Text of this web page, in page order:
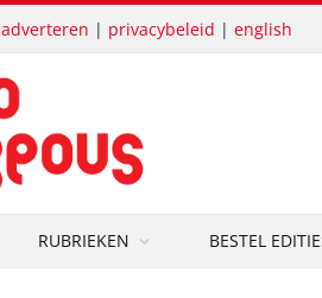
adverteren | privacybeleid | english
RUBRIEKEN BESTEL